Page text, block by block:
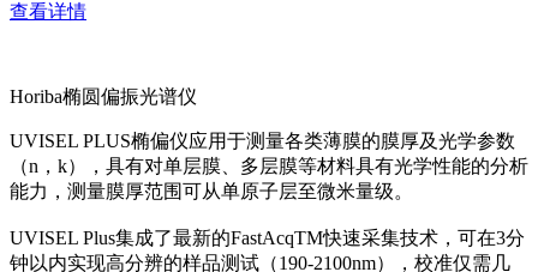
查看详情
Horiba椭圆偏振光谱仪
UVISEL PLUS椭偏仪应用于测量各类薄膜的膜厚及光学参数
（n，k），具有对单层膜、多层膜等材料具有光学性能的分析
能力，测量膜厚范围可从单原子层至微米量级。
UVISEL Plus集成了最新的FastAcqTM快速采集技术，可在3分
钟以内实现高分辨的样品测试（190-2100nm），校准仅需几